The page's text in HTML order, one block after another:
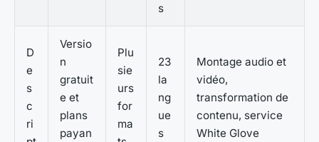
s
D
e
s
c
ri
Versio
n
gratuit
e et
plans
payan
Plu
sie
urs
for
ma
23
la
ng
ue
s
Montage audio et
vidéo,
transformation de
contenu, service
White Glove